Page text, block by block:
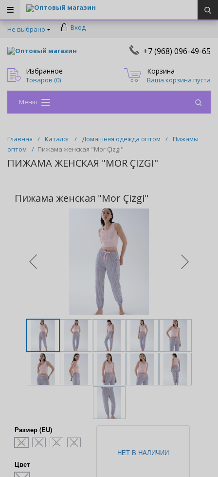
Оптовый магазин
Не выбрано Вход
Оптовый магазин +7 (968) 096-49-65
Избранное
Товаров (0)
Корзина
Ваша корзина пуста
Меню
Главная / Каталог / Домашняя одежда оптом / Пижамы
оптом
/ Пижама женская "Mor Çizgi"
ПИЖАМА ЖЕНСКАЯ "MOR ÇIZGI"
Пижама женская "Mor Çizgi"
Размер (EU)
XS XL L S
Цвет
НЕТ В НАЛИЧИИ